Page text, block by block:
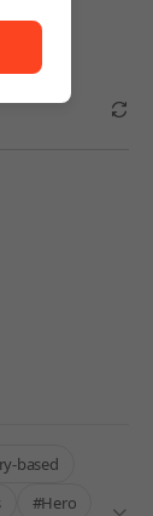
based
#Hero